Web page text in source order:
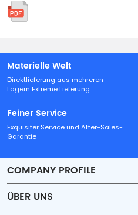
Materielle Welt
Direktlieferung aus mehreren
Lagern Extreme Lieferung
Feiner Service
Exquisiter Service und After-Sales-
Garantie
COMPANY PROFILE
ÜBER UNS